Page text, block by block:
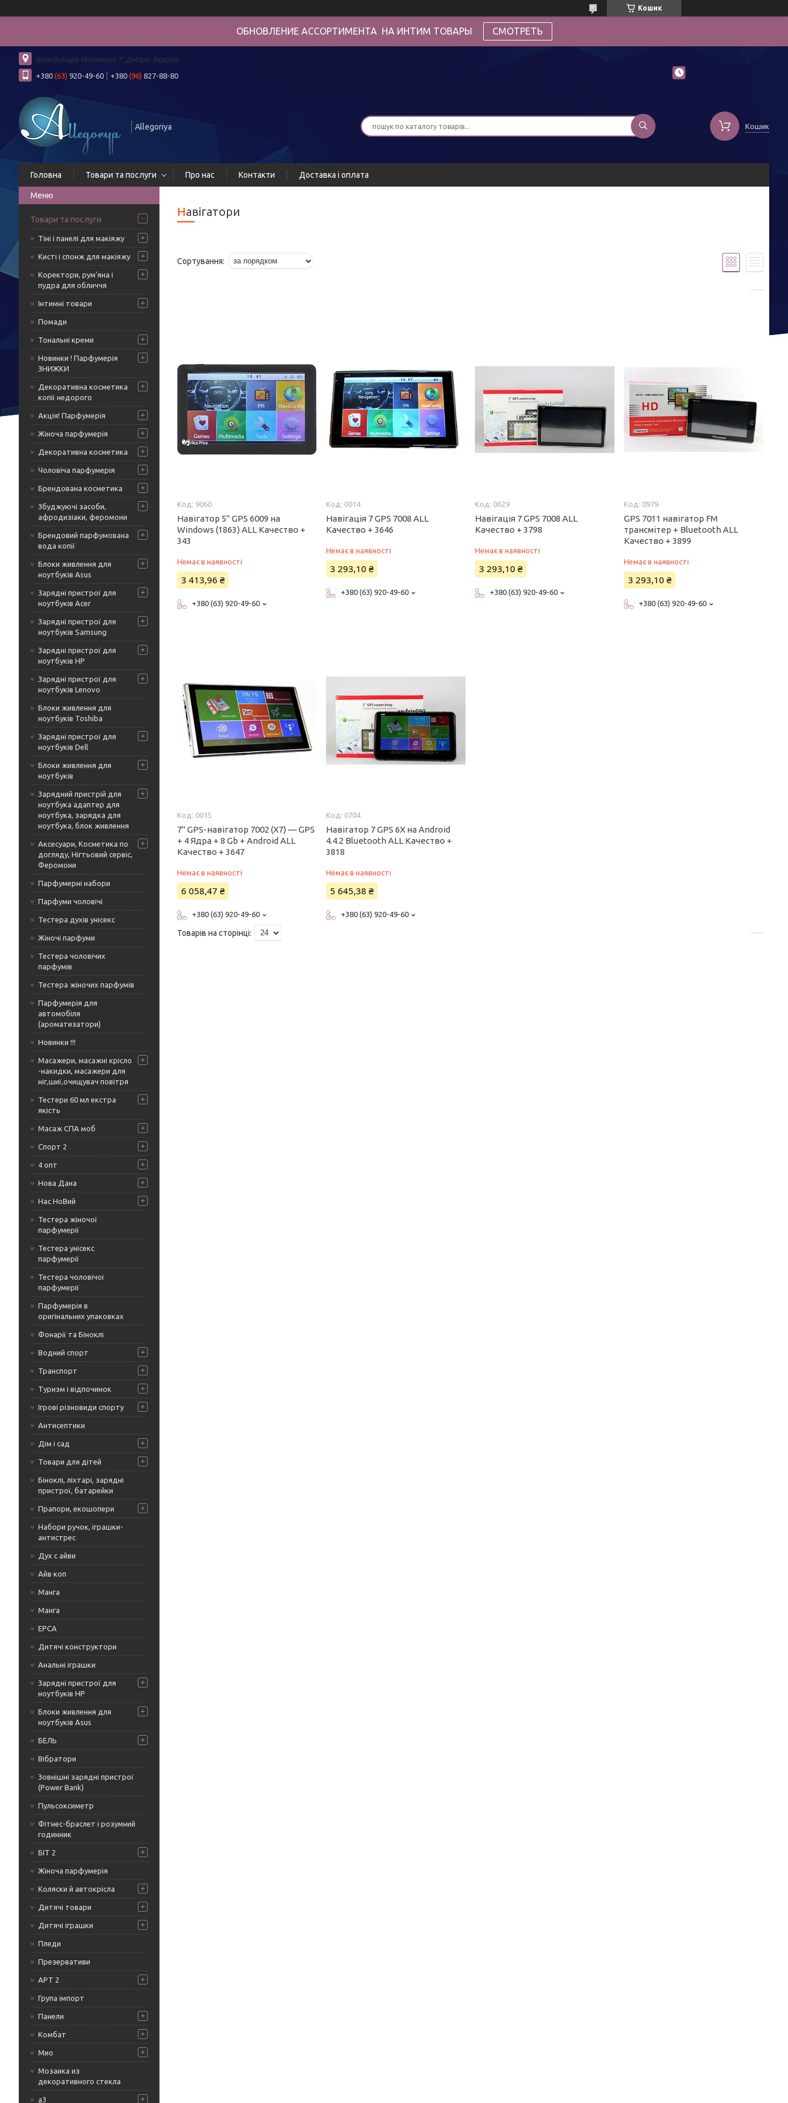
Кошик
ОБНОВЛЕНИЕ АССОРТИМЕНТА НА ИНТИМ ТОВАРЫ СМОТРЕТЬ
Володимира Мономаха 7, Дніпро, Україна
+380 (63) 920-49-60 +380 (96) 827-88-80
Allegoriya Кошик
Головна Товари та послуги Про нас Контакти Доставка і оплата
Товари та послуги
Тіні і панелі для макіяжу
Кисті і спонж для макіяжу
Коректори, рум'яна і
пудра для обличчя
Інтимні товари
Помади
Тональні креми
Новинки ! Парфумерія
ЗНИЖКИ
Декоративна косметика
копії недорого
Акція! Парфумерія
Жіноча парфумерія
Декоративна косметика
Чоловіча парфумерія
Брендована косметика
Збуджуючі засоби,
афродизіаки, феромони
Брендовий парфумована
вода копії
Блоки живлення для
ноутбуків Asus
Зарядні пристрої для
ноутбуків Acer
Зарядні пристрої для
ноутбуків Samsung
Зарядні пристрої для
ноутбуків HP
Зарядні пристрої для
ноутбуків Lenovo
Блоки живлення для
ноутбуків Toshiba
Зарядні пристрої для
ноутбуків Dell
Блоки живлення для
ноутбуків
Зарядний пристрій для
ноутбука адаптер для
ноутбука, зарядка для
ноутбука, блок живлення
Аксесуари, Косметика по
догляду, Нігтьовий сервіс,
Феромони
Парфумерні набори
Парфуми чоловічі
Тестера духів унісекс
Жіночі парфуми
Тестера чоловічих
парфумів
Тестера жіночих парфумів
Парфумерія для
автомобіля
(ароматизатори)
Новинки !!!
Масажери, масажні крісло
-накидки, масажери для
ніг,шиї,очищувач повітря
Тестери 60 мл екстра
якість
Масаж СПА моб
Спорт 2
4 опт
Нова Дана
Нас НоВий
Тестера жіночої
парфумерії
Тестера унісекс
парфумерії
Тестера чоловічої
парфумерії
Парфумерія в
оригінальних упаковках
Фонарії та Біноклі
Водний спорт
Транспорт
Туризм і відпочинок
Ігрові різновиди спорту
Антисептики
Дім і сад
Товари для дітей
Біноклі, ліхтарі, зарядні
пристрої, батарейки
Прапори, екошопери
Набори ручок, іграшки-
антистрес
Дух с айви
Айв коп
Манга
Манга
ЕРСА
Дитячі конструктори
Анальні іграшки
Зарядні пристрої для
ноутбуків HP
Блоки живлення для
ноутбуків Asus
БЕЛЬ
Вібратори
Зовнішні зарядні пристрої
(Power Bank)
Пульсоксиметр
Фітнес-браслет і розумний
годинник
БІТ 2
Жіноча парфумерія
Коляски й автокрісла
Дитячі товари
Дитячі іграшки
Пледи
Презервативи
АРТ 2
Група імпорт
Панели
Комбат
Мио
Мозаика из
декоративного стекла
а3
Навігатори
9060
Навігатор 5" GPS 6009 на
Windows (1863) ALL Качество +
343
Немає в наявності
3 413,96 ₴
+380 (63) 920-49-60
0014
Навігація 7 GPS 7008 ALL
Качество + 3646
Немає в наявності
3 293,10 ₴
+380 (63) 920-49-60
0629
Навігація 7 GPS 7008 ALL
Качество + 3798
Немає в наявності
3 293,10 ₴
+380 (63) 920-49-60
0979
GPS 7011 навігатор FM
трансмітер + Bluetooth ALL
Качество + 3899
Немає в наявності
3 293,10 ₴
+380 (63) 920-49-60
0015
7" GPS-навігатор 7002 (X7) — GPS
+ 4 Ядра + 8 Gb + Android ALL
Качество + 3647
Немає в наявності
6 058,47 ₴
+380 (63) 920-49-60
0704
Навігатор 7 GPS 6X на Android
4.4.2 Bluetooth ALL Качество +
3818
Немає в наявності
5 645,38 ₴
+380 (63) 920-49-60